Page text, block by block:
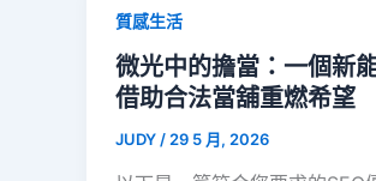
質感生活
微光中的擔當：一個新
借助合法當舖重燃希望
JUDY / 29 5 月, 2026